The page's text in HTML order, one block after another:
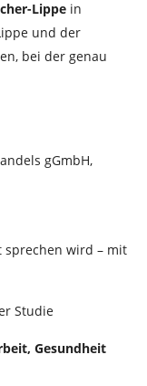
Lippe in
und der
bei der genau
gGmbH,
sprechen wird – mit
Studie
Gesundheit